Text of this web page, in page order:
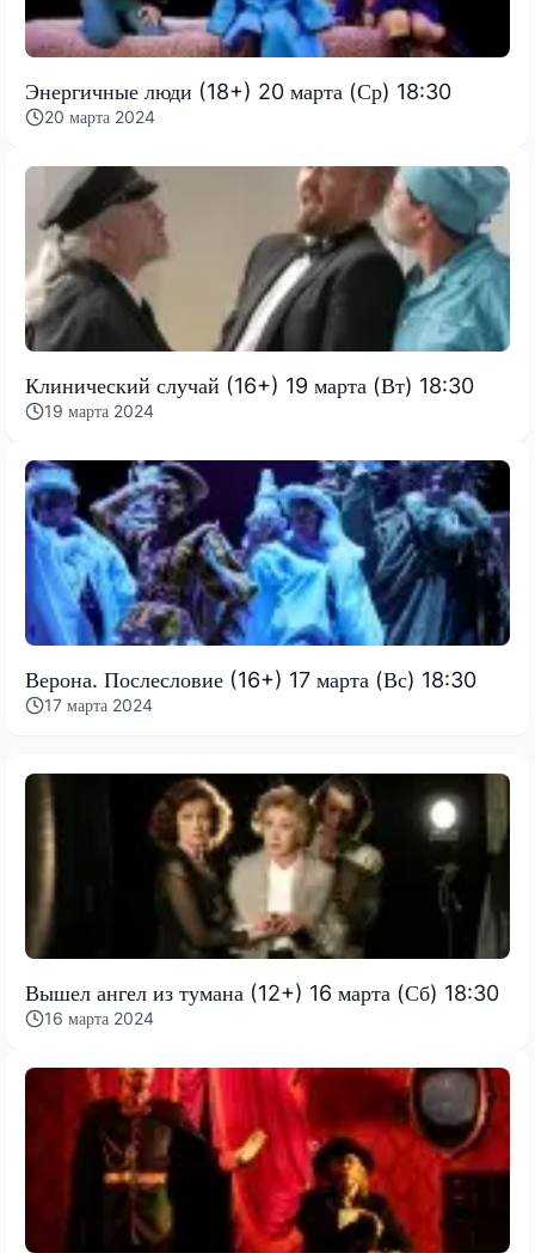
Энергичные люди (18+) 20 марта (Ср) 18:30
20 марта 2024
Клинический случай (16+) 19 марта (Вт) 18:30
19 марта 2024
Верона. Послесловие (16+) 17 марта (Вс) 18:30
17 марта 2024
Вышел ангел из тумана (12+) 16 марта (Сб) 18:30
16 марта 2024